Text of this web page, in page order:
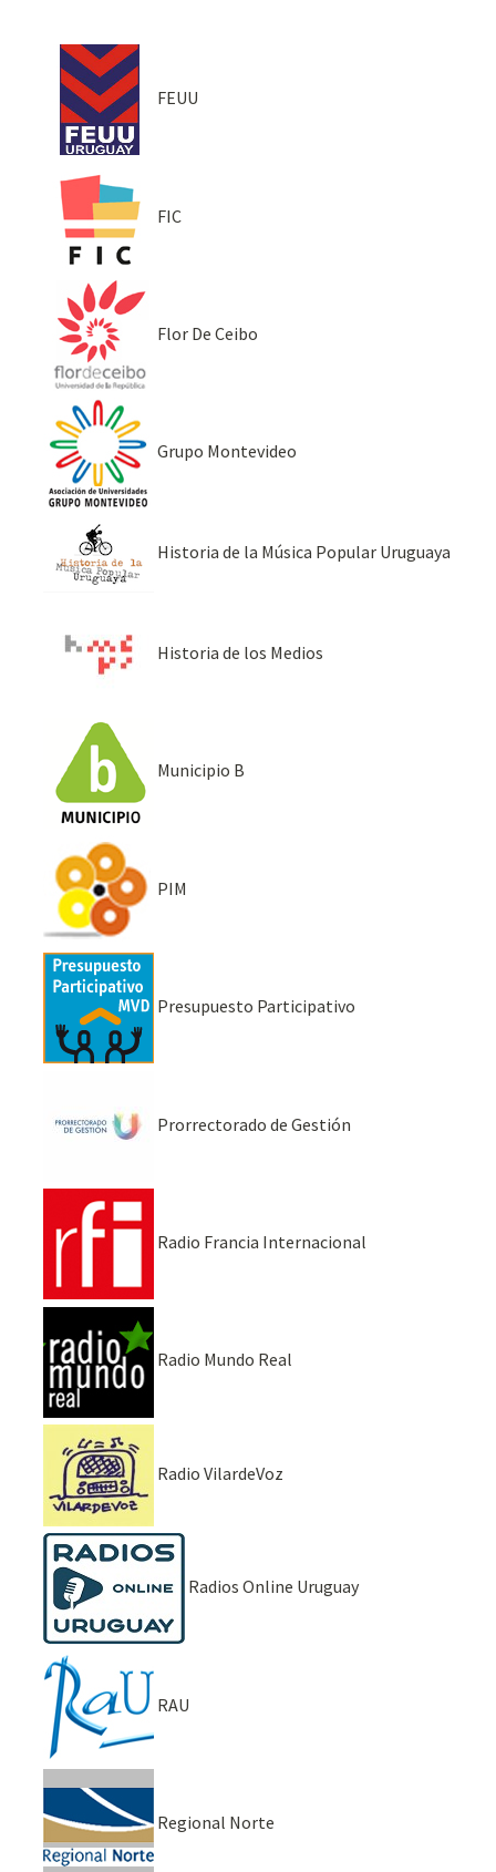
FEUU
FIC
Flor De Ceibo
Grupo Montevideo
Historia de la Música Popular Uruguaya
Historia de los Medios
Municipio B
PIM
Presupuesto Participativo
Prorrectorado de Gestión
Radio Francia Internacional
Radio Mundo Real
Radio VilardeVoz
Radios Online Uruguay
RAU
Regional Norte